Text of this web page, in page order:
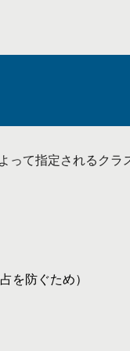
って指定されるクラ
を防ぐため）